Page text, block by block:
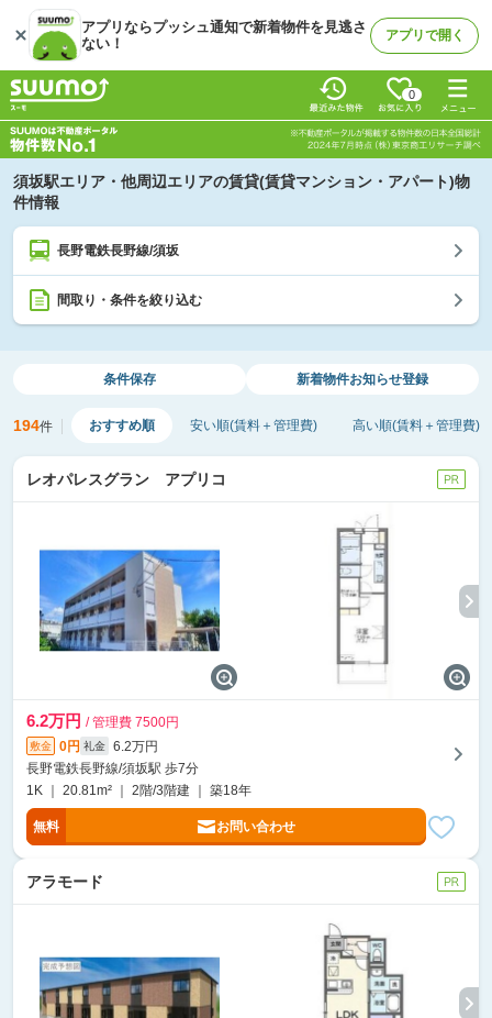
アプリならプッシュ通知で新着物件を見逃さ
ない！
アプリで開く
0
須坂駅エリア・他周辺エリアの賃貸(賃貸マンション・アパート)物
件情報
長野電鉄長野線/須坂
間取り・条件を絞り込む
条件保存 新着物件お知らせ登録
194件 おすすめ順 安い順(賃料＋管理費) 高い順(賃料＋管理費)
レオパレスグラン アプリコ
6.2万円 / 管理費 7500円
敷金 0円 礼金
6.2万円
長野電鉄長野線/須坂駅 歩7分
1K ｜ 20.81m² ｜ 2階/3階建 ｜ 築18年
無料 お問い合わせ
アラモード